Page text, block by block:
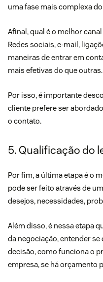
uma fase mais complexa
Afinal, qual é o melhor
Redes sociais, e-mail,
maneiras de entrar em
mais efetivas do que outras.
Por isso, é importante
cliente prefere ser
o contato.
5. Qualificação do
Por fim, a última etapa é o
pode ser feito através de
desejos, necessidades,
Além disso, é nessa etapa
da negociação, entender
decisão, como funciona o
empresa, se há orçamento